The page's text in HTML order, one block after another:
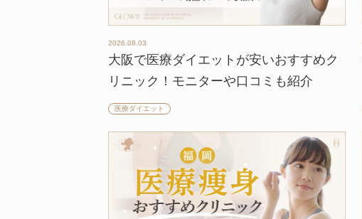
2026.08.03
大阪で医療ダイエットが安いおすすめク
リニック！モニターや口コミも紹介
医療ダイエット